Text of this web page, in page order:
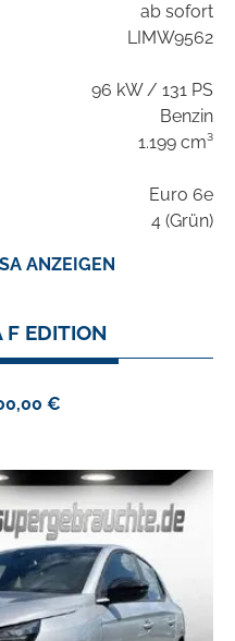
ab sofort
LIMW9562
96 kW / 131 PS
Benzin
1.199 cm³
Euro 6e
4 (Grün)
ANZEIGEN
F EDITION
€